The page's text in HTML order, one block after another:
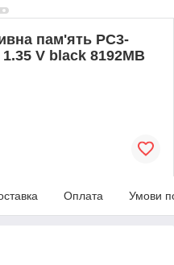
пам'ять PC3-
V black 8192MB
Оплата Умови